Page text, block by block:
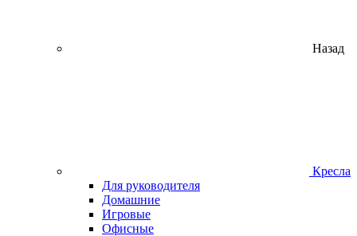
Назад
Кресла
Для руководителя
Домашние
Игровые
Офисные